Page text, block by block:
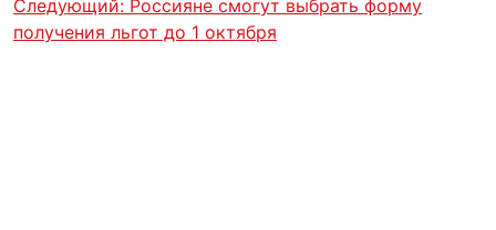
Следующий: Россияне смогут выбрать форму
получения льгот до 1 октября